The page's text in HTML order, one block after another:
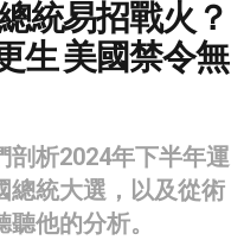
統易招戰火？
生 美國禁令無
剖析2024年下半年運
總統大選，以及從術
他的分析。